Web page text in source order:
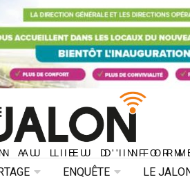
AU LIEU
AU LIEU
ENQUÊTE LE